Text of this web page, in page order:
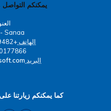
يمكنكم
Sanaa
الهاتف+967770529482
البريد
كما يمكنكم زيارتنا